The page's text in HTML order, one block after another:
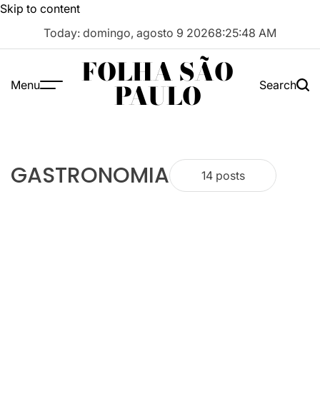
Skip to content
Today: domingo, agosto 9 20268:25:49 AM
Menu FOLHA SÃO
PAULO Search
GASTRONOMIA 14 posts